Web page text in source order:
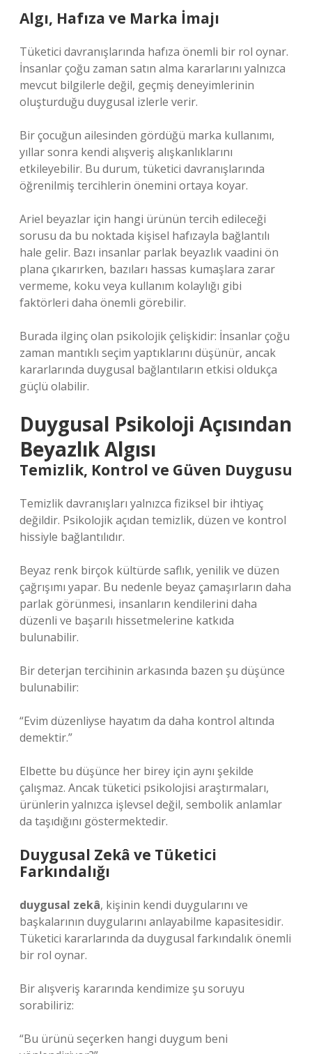
Algı, Hafıza ve Marka İmajı
Tüketici davranışlarında hafıza önemli bir rol oynar.
İnsanlar çoğu zaman satın alma kararlarını yalnızca
mevcut bilgilerle değil, geçmiş deneyimlerinin
oluşturduğu duygusal izlerle verir.
Bir çocuğun ailesinden gördüğü marka kullanımı,
yıllar sonra kendi alışveriş alışkanlıklarını
etkileyebilir. Bu durum, tüketici davranışlarında
öğrenilmiş tercihlerin önemini ortaya koyar.
Ariel beyazlar için hangi ürünün tercih edileceği
sorusu da bu noktada kişisel hafızayla bağlantılı
hale gelir. Bazı insanlar parlak beyazlık vaadini ön
plana çıkarırken, bazıları hassas kumaşlara zarar
vermeme, koku veya kullanım kolaylığı gibi
faktörleri daha önemli görebilir.
Burada ilginç olan psikolojik çelişkidir: İnsanlar çoğu
zaman mantıklı seçim yaptıklarını düşünür, ancak
kararlarında duygusal bağlantıların etkisi oldukça
güçlü olabilir.
Duygusal Psikoloji Açısından
Beyazlık Algısı
Temizlik, Kontrol ve Güven Duygusu
Temizlik davranışları yalnızca fiziksel bir ihtiyaç
değildir. Psikolojik açıdan temizlik, düzen ve kontrol
hissiyle bağlantılıdır.
Beyaz renk birçok kültürde saflık, yenilik ve düzen
çağrışımı yapar. Bu nedenle beyaz çamaşırların daha
parlak görünmesi, insanların kendilerini daha
düzenli ve başarılı hissetmelerine katkıda
bulunabilir.
Bir deterjan tercihinin arkasında bazen şu düşünce
bulunabilir:
“Evim düzenliyse hayatım da daha kontrol altında
demektir.”
Elbette bu düşünce her birey için aynı şekilde
çalışmaz. Ancak tüketici psikolojisi araştırmaları,
ürünlerin yalnızca işlevsel değil, sembolik anlamlar
da taşıdığını göstermektedir.
Duygusal Zekâ ve Tüketici
Farkındalığı
duygusal zekâ, kişinin kendi duygularını ve
başkalarının duygularını anlayabilme kapasitesidir.
Tüketici kararlarında da duygusal farkındalık önemli
bir rol oynar.
Bir alışveriş kararında kendimize şu soruyu
sorabiliriz:
“Bu ürünü seçerken hangi duygum beni